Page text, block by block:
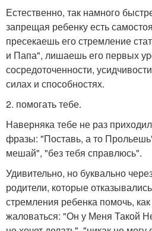
Естественно, так намного
запрещая ребенку есть
пресекаешь его стремление
и Папа", лишаешь его первых
сосредоточенности,
силах и способностях.
2. помогать тебе.
Наверняка тебе не раз
фразы: "Поставь, а то
мешай", "без тебя справлюсь".
Удивительно, но буквально
родители, которые
стремления ребенка помочь,
жаловаться: "Он у Меня Такой